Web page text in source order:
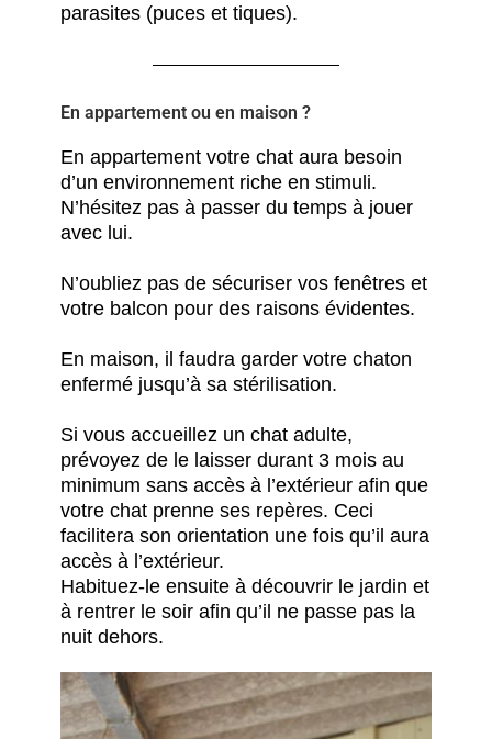
parasites (puces et tiques).
En appartement ou en maison ?
En appartement votre chat aura besoin
d’un environnement riche en stimuli.
N’hésitez pas à passer du temps à jouer
avec lui.
N’oubliez pas de sécuriser vos fenêtres et
votre balcon pour des raisons évidentes.
En maison, il faudra garder votre chaton
enfermé jusqu’à sa stérilisation.
Si vous accueillez un chat adulte,
prévoyez de le laisser durant 3 mois au
minimum sans accès à l’extérieur afin que
votre chat prenne ses repères. Ceci
facilitera son orientation une fois qu’il aura
accès à l’extérieur.
Habituez-le ensuite à découvrir le jardin et
à rentrer le soir afin qu’il ne passe pas la
nuit dehors.